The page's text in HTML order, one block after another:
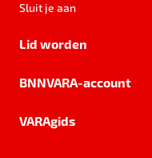
Sluit je aan
Lid worden
BNNVARA-account
VARAgids